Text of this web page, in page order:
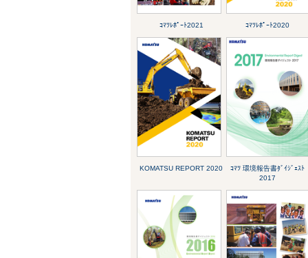
ｺﾏﾂﾚﾎﾟｰﾄ2021 ｺﾏﾂﾚﾎﾟｰﾄ2020
KOMATSU REPORT 2020
ｺﾏﾂ 環境報告書ﾀﾞｲｼﾞｪｽﾄ
2017